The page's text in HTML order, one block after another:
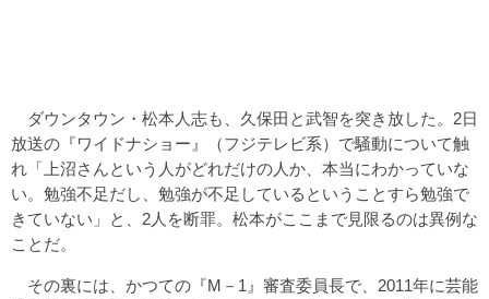
ダウンタウン・松本人志も、久保田と武智を突き放した。2日
放送の『ワイドナショー』（フジテレビ系）で騒動について触
れ「上沼さんという人がどれだけの人か、本当にわかっていな
い。勉強不足だし、勉強が不足しているということすら勉強で
きていない」と、2人を断罪。松本がここまで見限るのは異例な
ことだ。
その裏には、かつての『M－1』審査委員長で、2011年に芸能